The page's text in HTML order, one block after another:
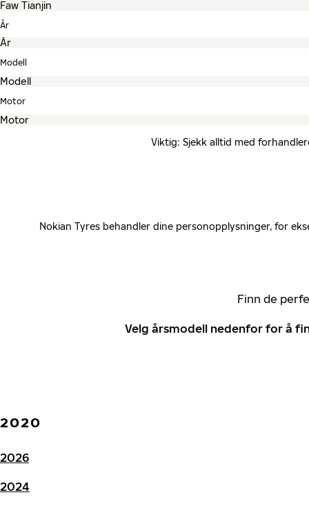
År
Modell
Motor
Viktig: Sjekk alltid med
Nokian Tyres behandler dine personopplysninger, for
Finn de
Velg årsmodell nedenfor for å
2020
2026
2024